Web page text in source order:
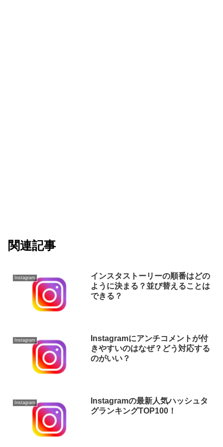
関連記事
Instagram
インスタストーリーの順番はどの
ように決まる？並び替えることは
できる？
Instagram
Instagramにアンチコメントが付
きやすいのはなぜ？どう対応する
のがいい？
Instagram
Instagramの最新人気ハッシュタ
グランキングTOP100！